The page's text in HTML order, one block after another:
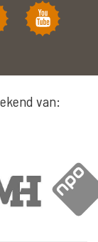
van: